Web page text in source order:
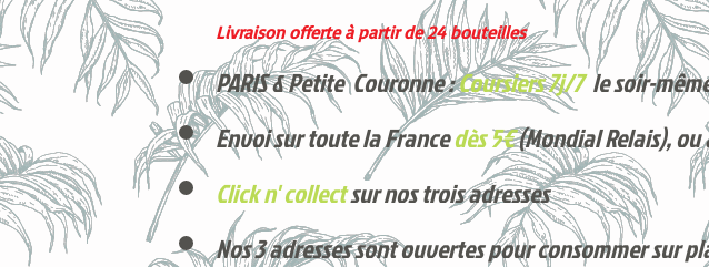
Livraison offerte à partir de 24 bouteilles
PARIS & Petite Couronne :Coursiers 7j/7le soir-
Envoi sur toute la Francedès 5€(Mondial Relais),
Click n' collectsur nos trois adresses
Nos 3 adresses sont ouvertes pour consommer sur